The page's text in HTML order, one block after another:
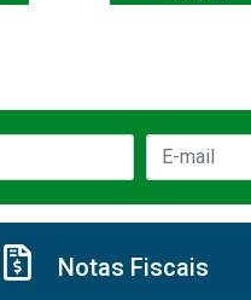
Notas Fiscais